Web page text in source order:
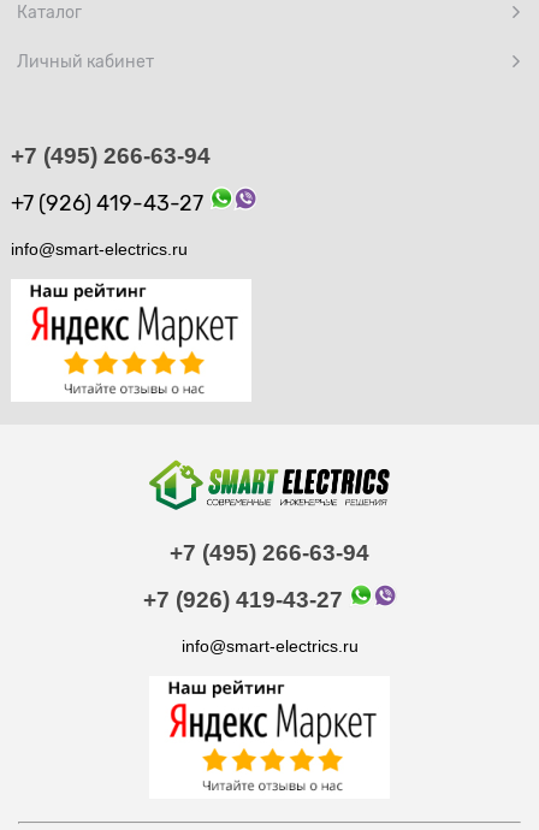
Каталог
Личный кабинет
+7 (495) 266-63-94
+7 (926) 419-43-27
info@smart-electrics.ru
+7 (495) 266-63-94
+7 (926) 419-43-27
info@smart-electrics.ru